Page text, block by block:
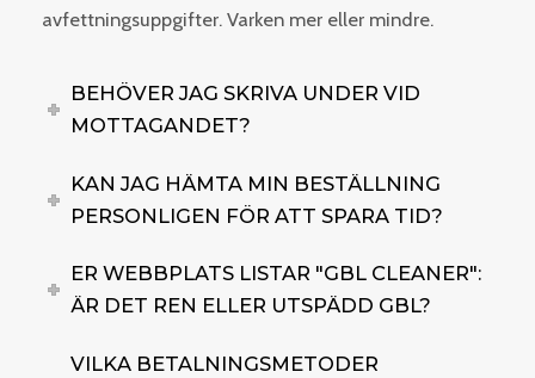
avfettningsuppgifter. Varken mer eller mindre.
BEHÖVER JAG SKRIVA UNDER VID
MOTTAGANDET?
KAN JAG HÄMTA MIN BESTÄLLNING
PERSONLIGEN FÖR ATT SPARA TID?
ER WEBBPLATS LISTAR "GBL CLEANER":
ÄR DET REN ELLER UTSPÄDD GBL?
VILKA BETALNINGSMETODER